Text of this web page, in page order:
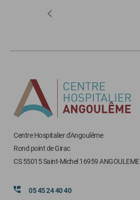
Centre Hospitalier d'Angoulême
Rond point de Girac
CS 55015 Saint-Michel 16959 ANGOULEME
05 45 24 40 40